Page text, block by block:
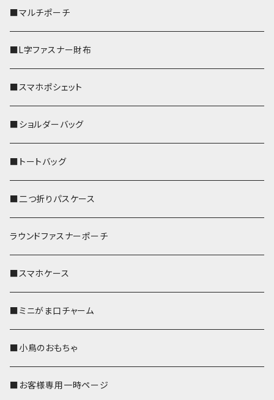
■マルチポーチ
■L字ファスナー財布
■スマホポシェット
■ショルダーバッグ
■トートバッグ
■二つ折りパスケース
ラウンドファスナーポーチ
■スマホケース
■ミニがま口チャーム
■小鳥のおもちゃ
■お客様専用一時ページ